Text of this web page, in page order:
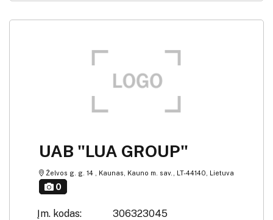
UAB "LUA GROUP"
Želvos g. g. 14 , Kaunas, Kauno m. sav., LT-44140, Lietuva
0
Įm. kodas:
306323045